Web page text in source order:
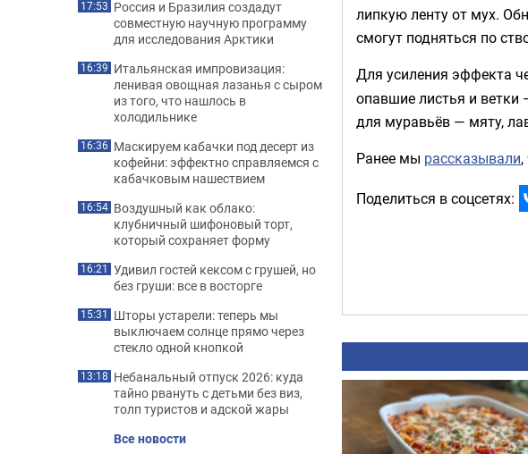
липкую ленту от мух.
смогут подняться по
Для усиления эффекта
опавшие листья и ветки
для муравьёв — мяту,
Ранее мы рассказывали
Поделиться в соцсетях:
17:53 Россия и Бразилия создадут
совместную научную программу
для исследования Арктики
16:39 Итальянская импровизация:
ленивая овощная лазанья с сыром
из того, что нашлось в
холодильнике
16:36 Маскируем кабачки под десерт из
кофейни: эффектно справляемся с
кабачковым нашествием
16:54 Воздушный как облако:
клубничный шифоновый торт,
который сохраняет форму
16:21 Удивил гостей кексом с грушей, но
без груши: все в восторге
15:31 Шторы устарели: теперь мы
выключаем солнце прямо через
стекло одной кнопкой
13:18 Небанальный отпуск 2026: куда
тайно рвануть с детьми без виз,
толп туристов и адской жары
Все новости